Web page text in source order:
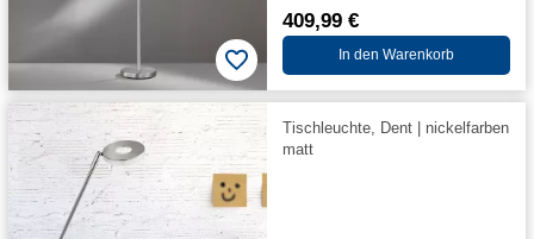
409,99 €
In den Warenkorb
Tischleuchte, Dent | nickelfarben
matt